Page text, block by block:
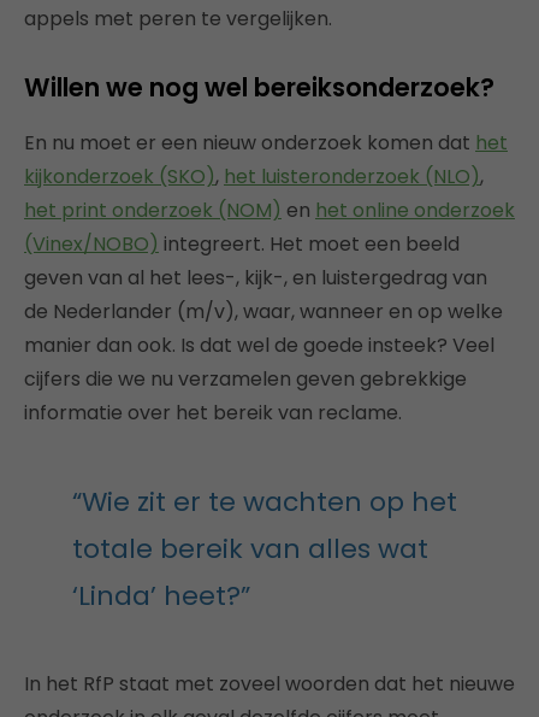
appels met peren te vergelijken.
Willen we nog wel bereiksonderzoek?
En nu moet er een nieuw onderzoek komen dat het
kijkonderzoek (SKO), het luisteronderzoek (NLO),
het print onderzoek (NOM) en het online onderzoek
(Vinex/NOBO) integreert. Het moet een beeld
geven van al het lees-, kijk-, en luistergedrag van
de Nederlander (m/v), waar, wanneer en op welke
manier dan ook. Is dat wel de goede insteek? Veel
cijfers die we nu verzamelen geven gebrekkige
informatie over het bereik van reclame.
“Wie zit er te wachten op het
totale bereik van alles wat
‘Linda’ heet?”
In het RfP staat met zoveel woorden dat het nieuwe